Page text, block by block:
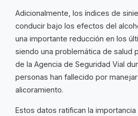
Adicionalmente, los índices de
conducir bajo los efectos del
una importante reducción en los
siendo una problemática de salud
de la Agencia de Seguridad Vial
personas han fallecido por
alicoramiento.
Estos datos ratifican la